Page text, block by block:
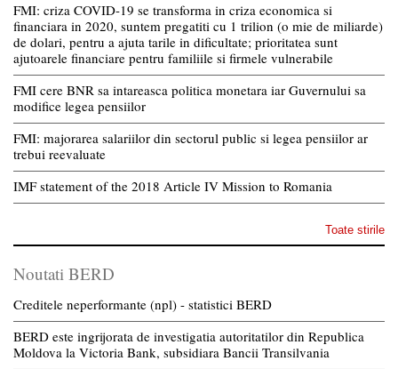
FMI: criza COVID-19 se transforma in criza economica si
financiara in 2020, suntem pregatiti cu 1 trilion (o mie de miliarde)
de dolari, pentru a ajuta tarile in dificultate; prioritatea sunt
ajutoarele financiare pentru familiile si firmele vulnerabile
FMI cere BNR sa intareasca politica monetara iar Guvernului sa
modifice legea pensiilor
FMI: majorarea salariilor din sectorul public si legea pensiilor ar
trebui reevaluate
IMF statement of the 2018 Article IV Mission to Romania
Toate stirile
Noutati BERD
Creditele neperformante (npl) - statistici BERD
BERD este ingrijorata de investigatia autoritatilor din Republica
Moldova la Victoria Bank, subsidiara Bancii Transilvania